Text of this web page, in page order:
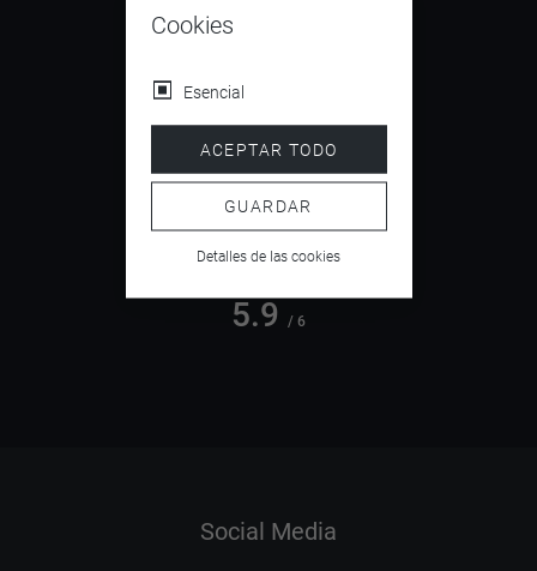
4.5
5.9 / 6
Social Media
Cookies
Esencial
ACEPTAR TODO
GUARDAR
Detalles de las cookies